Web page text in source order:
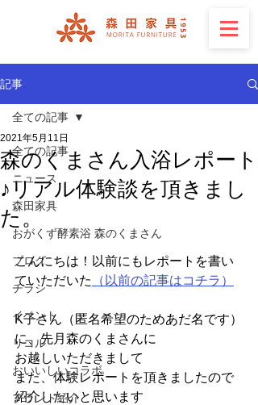
記事
全ての記事
ニュース
森田家具
おがくず酵素浴 森のくまさん
ブログ
チラシ
イベント
リコル
おいいしいコラボ
ブランド紹介
全ての記事
森のくまさん入浴レポート
♪リアル体験談を頂きまし
た。
2021年5月11日
こんにちは！以前にもレポートを書い
ていただいた
（以前の記事はコチラ）
K子さん（匿名希望のためあだ名です）
に、先月森のくまさんに
お越しいただきまして
また、体験レポートを頂きましたので
紹介したいと思います